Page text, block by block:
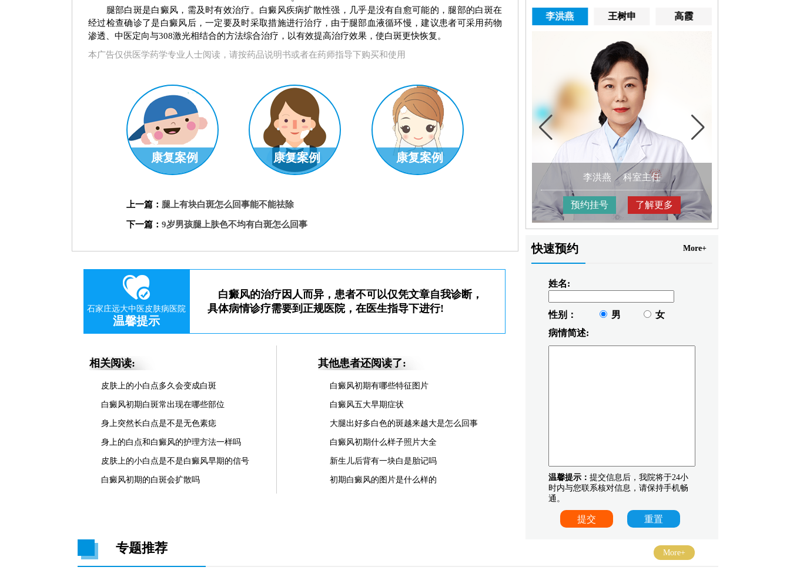
腿部白斑是白癜风，需及时有效治疗。白癜风疾病扩散性强，几乎是没有自愈可能的，腿部的白斑在
经过检查确诊了是白癜风后，一定要及时采取措施进行治疗，由于腿部血液循环慢，建议患者可采用药物
渗透、中医定向与308激光相结合的方法综合治疗，以有效提高治疗效果，使白斑更快恢复。
本广告仅供医学药学专业人士阅读，请按药品说明书或者在药师指导下购买和使用
康复案例 康复案例 康复案例
上一篇： 腿上有块白斑怎么回事能不能祛除
下一篇： 9岁男孩腿上肤色不均有白斑怎么回事
刘惠莉 王明峰 李洪燕 王树申 高霞
科室主任
预约挂号 了解更多
王明峰 李洪燕 科室主任
预约挂号 了解更多
快速预约 More+
姓名:
性别： 男
女
病情简述:
温馨提示： 提交信息后，我院将于24小
时内与您联系核对信息，请保持手机畅
通。
石家庄远大中医皮肤病医院
温馨提示
白癜风的治疗因人而异，患者不可以仅凭文章自我诊断，
具体病情诊疗需要到正规医院，在医生指导下进行!
相关阅读:
皮肤上的小白点多久会变成白斑
白癜风初期白斑常出现在哪些部位
身上突然长白点是不是无色素痣
身上的白点和白癜风的护理方法一样吗
皮肤上的小白点是不是白癜风早期的信号
白癜风初期的白斑会扩散吗
其他患者还阅读了:
白癜风初期有哪些特征图片
白癜风五大早期症状
大腿出好多白色的斑越来越大是怎么回事
白癜风初期什么样子照片大全
新生儿后背有一块白是胎记吗
初期白癜风的图片是什么样的
专题推荐 More+